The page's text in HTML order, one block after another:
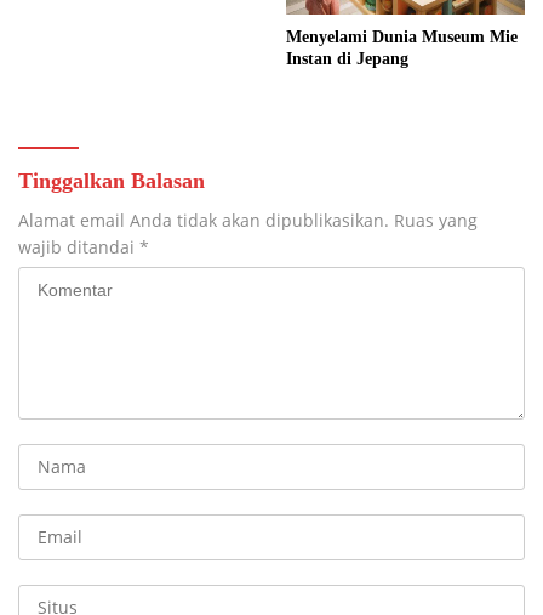
Menyelami Dunia Museum Mie
Instan di Jepang
Tinggalkan Balasan
Alamat email Anda tidak akan dipublikasikan. Ruas yang
wajib ditandai *